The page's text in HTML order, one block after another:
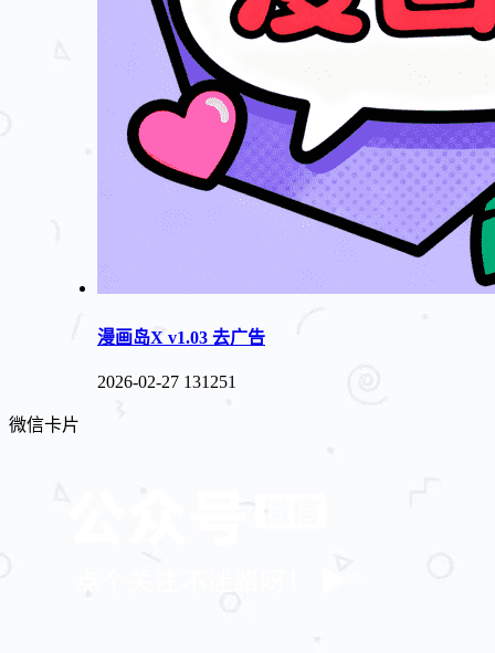
漫画岛X v1.03 去广告
2026-02-27 131251
微信卡片